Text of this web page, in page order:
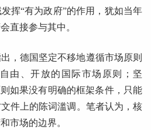
挥“有为政府”的作用，犹如当年
直接参与其中。
，德国坚定不移地遵循市场原则
由、开放的国际市场原则；坚
如果没有明确的框架条件，只能
件上的陈词滥调。笔者认为，核
市场的边界。